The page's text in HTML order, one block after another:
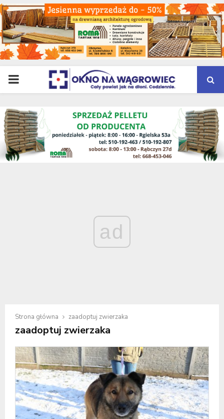
PRIMARY
MENU
ad
Strona główna zaadoptuj zwierzaka
zaadoptuj zwierzaka